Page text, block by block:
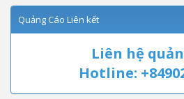
Quảng Cáo Liên kết
Liên hệ
Hotline: